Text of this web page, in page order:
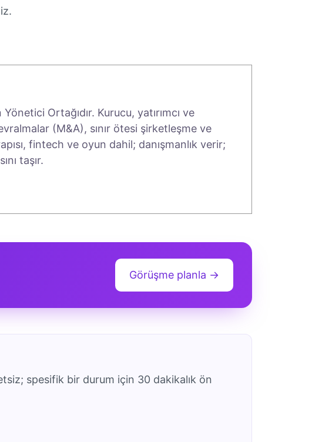
Ortağıdır. Kurucu, yatırımcı ve
(M&A), sınır ötesi şirketleşme ve
fintech ve oyun dahil; danışmanlık verir;
taşır.
Görüşme planla →
spesifik bir durum için 30 dakikalık ön